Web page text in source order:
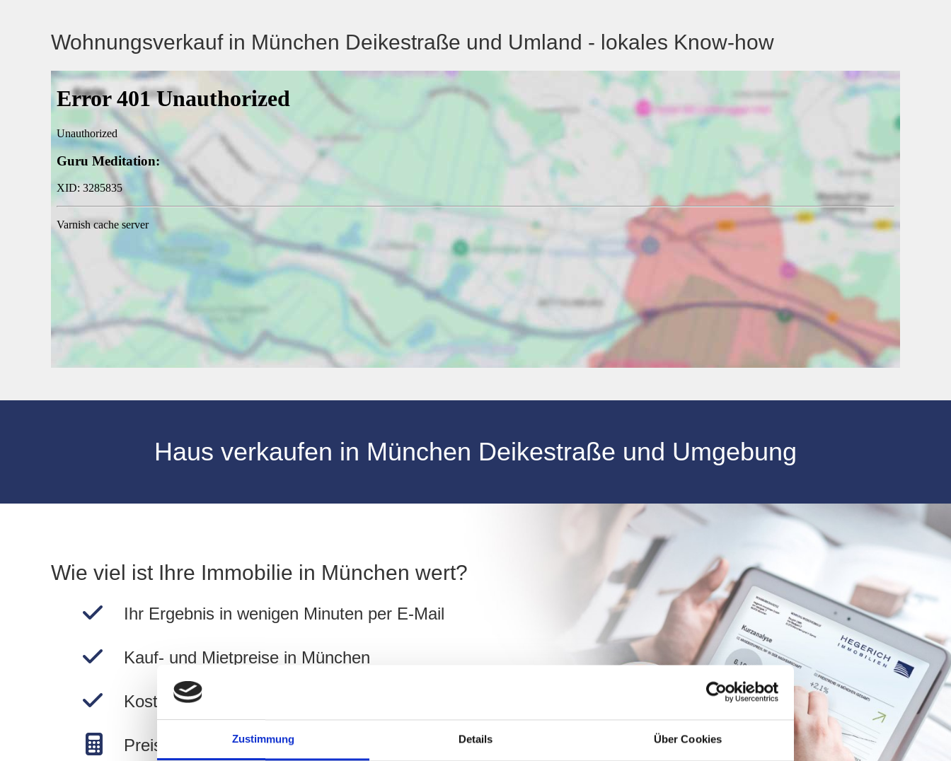
Zustimmung Details Über Cookies
Wohnungsverkauf in München Deikestraße und Umland - lokales Know-how
Haus verkaufen in München Deikestraße und Umgebung
Wie viel ist Ihre Immobilie in München wert?
Ihr Ergebnis in wenigen Minuten per E-Mail
Kauf- und Mietpreise in München
Kostenlos und unverbindlich
Preise in München berechnen!